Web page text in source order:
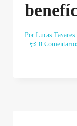
Por Lucas Tavares
0